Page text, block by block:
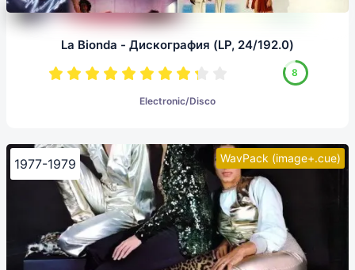
La Bionda - Дискография (LP, 24/192.0)
8
Electronic/Disco
WavPack (image+.cue)
1977-1979